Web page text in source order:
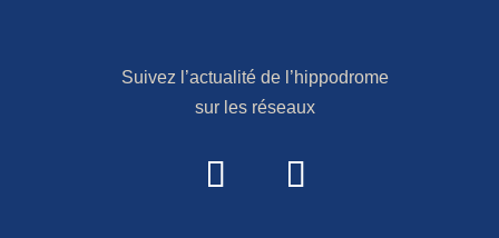
Suivez l’actualité de l’hippodrome
sur les réseaux